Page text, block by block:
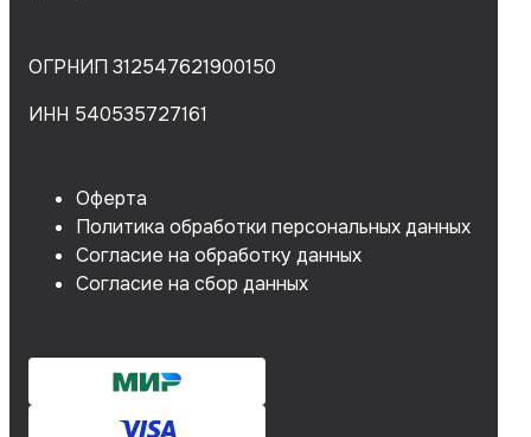
ОГРНИП 312547621900150
ИНН 540535727161
Оферта
Политика обработки персональных данных
Согласие на обработку данных
Согласие на сбор данных